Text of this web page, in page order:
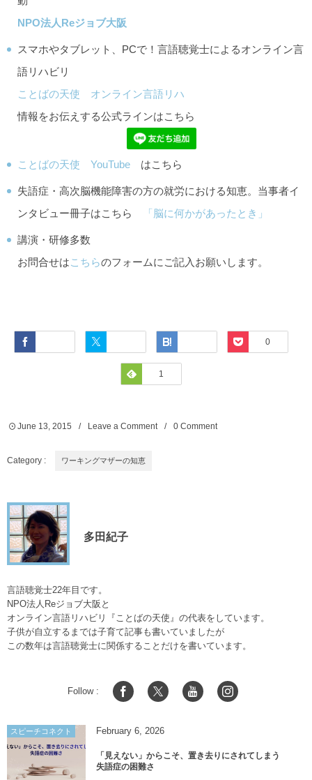
NPO法人Reジョブ大阪
スマホやタブレット、PCで！言語聴覚士によるオンライン言
語リハビリ
ことばの天使 オンライン言語リハ
情報をお伝えする公式ラインはこちら
ことばの天使 YouTube はこちら
失語症・高次脳機能障害の方の就労における知恵。当事者イ
ンタビュー冊子はこちら
「脳に何かがあったとき」
講演・研修多数
お問合せはこちらのフォームにご記入お願いします。
Pocket
0
Feedly
1
June 13 ,2015 Leave a Comment 0 Comment
Category : ワーキングマザーの知恵
多田紀子
言語聴覚士22年目です。
NPO法人Reジョブ大阪と
オンライン言語リハビリ『ことばの天使』の代表をしています。
子供が自立するまでは子育て記事も書いていましたが
この数年は言語聴覚士に関係することだけを書いています。
Follow :
スピーチコネクト February 6, 2026
「見えない」からこそ、置き去りにされてしまう
失語症の困難さ